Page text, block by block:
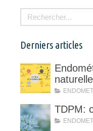
Rechercher
Derniers articles
TDPM: